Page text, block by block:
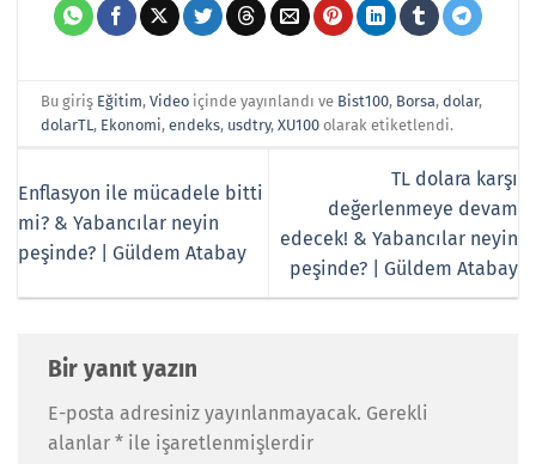
Bu giriş Eğitim,Video içinde yayınlandı ve Bist100, Borsa,dolar,
dolarTL, Ekonomi,endeks, usdtry,XU100 olarak etiketlendi.
Enflasyon ile mücadele bitti
mi? & Yabancılar neyin
peşinde? | Güldem Atabay
TL dolara karşı
değerlenmeye devam
edecek! & Yabancılar neyin
peşinde? | Güldem Atabay
Bir yanıt yazın
E-posta adresiniz yayınlanmayacak. Gerekli
alanlar * ile işaretlenmişlerdir